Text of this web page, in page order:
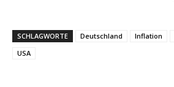
SCHLAGWORTE Deutschland Inflation
USA